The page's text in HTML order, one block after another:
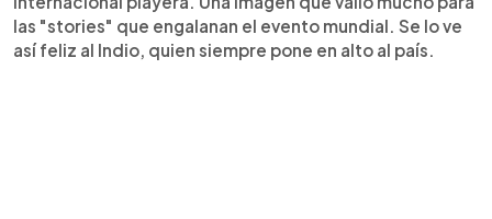
las "stories" que engalanan el evento mundial. Se lo ve
así feliz al Indio, quien siempre pone en alto al país.